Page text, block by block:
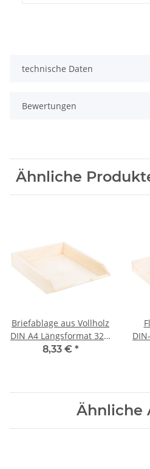
technische Daten
Bewertungen
Ähnliche
Briefablage aus Vollholz
DIN A4 Längsformat 32 x
26 x 7 cm
8,33 € *
Ähnliche